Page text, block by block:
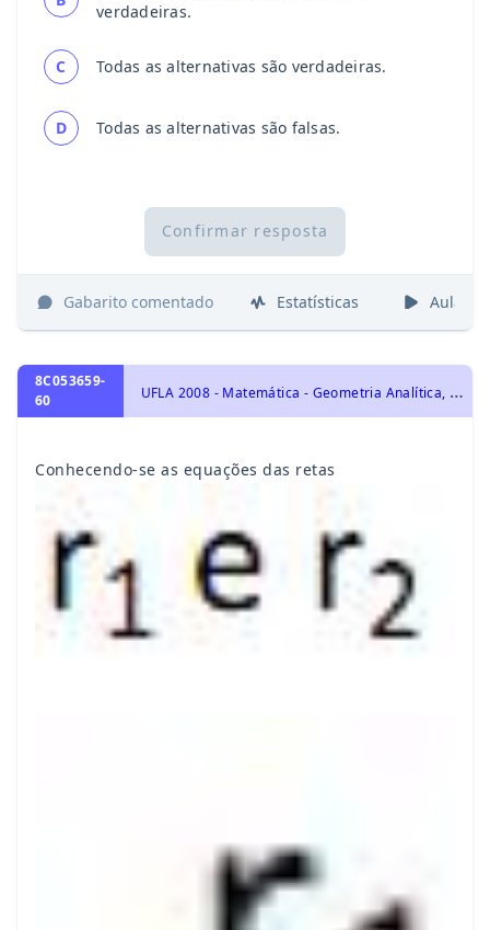
verdadeiras.
C Todas as alternativas são verdadeiras.
D Todas as alternativas são falsas.
Confirmar resposta
Gabarito comentado Estatísticas Aulas
8C053659-
60
U
FLA 2008 - Matemática - Geometria Analítica, Estudo da Reta
Conhecendo-se as equações das retas